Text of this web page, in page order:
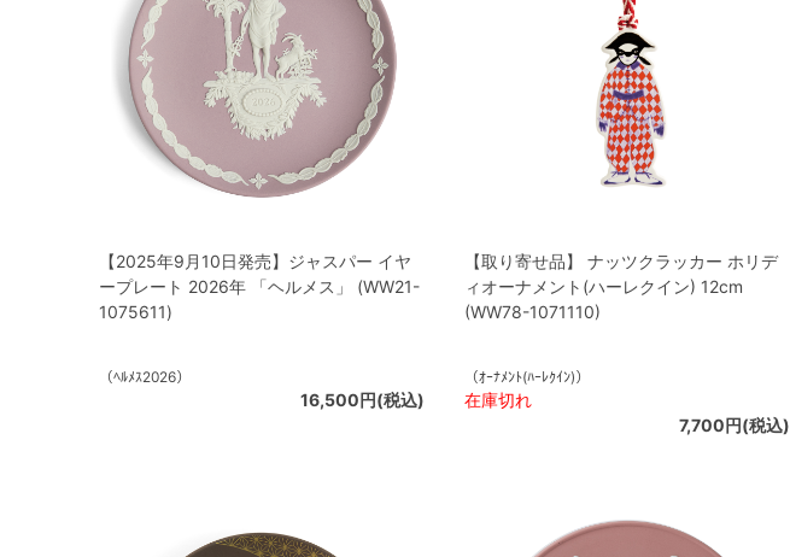
【2025年9月10日発売】ジャスパー イヤ
ープレート 2026年 「ヘルメス」 (WW21-
1075611)
（ﾍﾙﾒｽ2026）
16,500円(税込)
【取り寄せ品】 ナッツクラッカー ホリデ
ィオーナメント(ハーレクイン) 12cm
(WW78-1071110)
（ｵｰﾅﾒﾝﾄ(ﾊｰﾚｸｲﾝ)）
在庫切れ
7,700円(税込)